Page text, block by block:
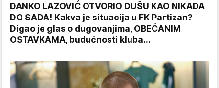
DANKO LAZOVIĆ OTVORIO DUŠU KAO NIKADA
DO SADA! Kakva je situacija u FK Partizan?
Digao je glas o dugovanjima, OBEĆANIM
OSTAVKAMA, budućnosti kluba...